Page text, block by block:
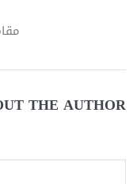
THE AUTHOR